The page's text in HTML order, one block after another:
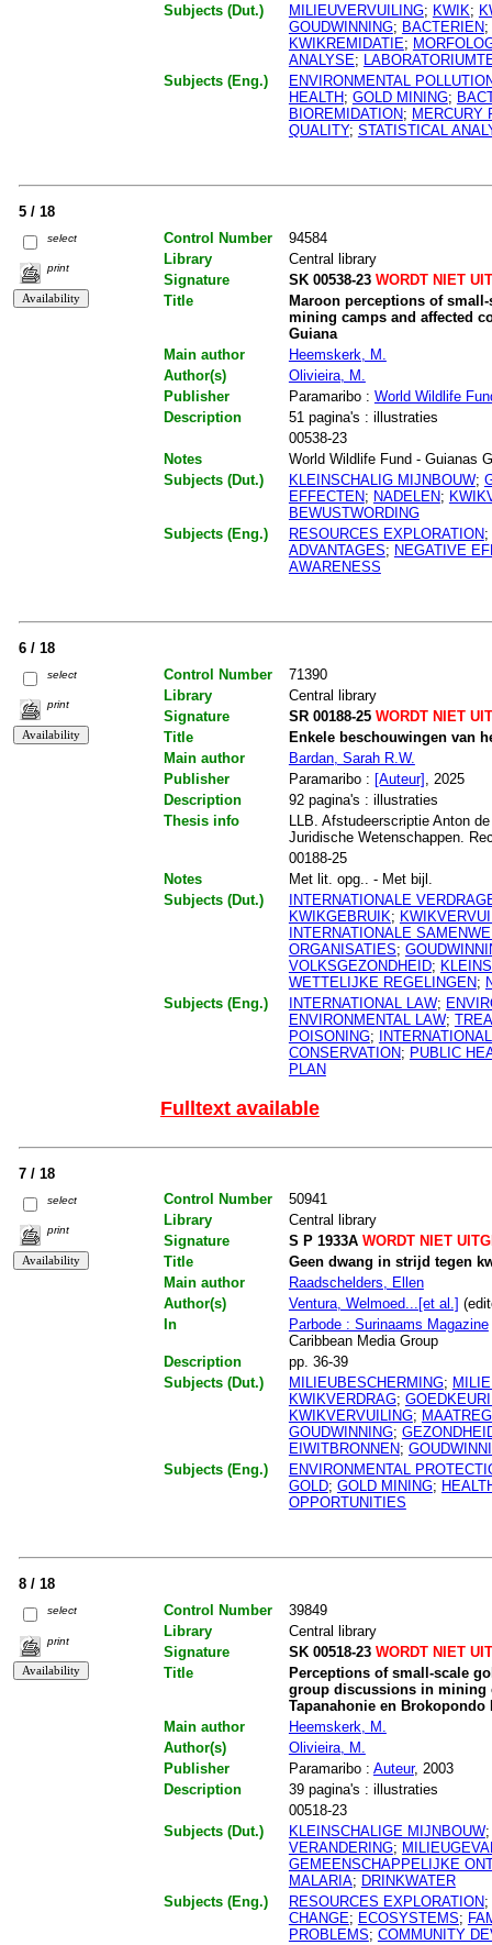
Subjects (Dut.)
MILIEUVERVUILING; KWIK;
GOUDWINNING; BACTERIEN;
KWIKREMIDATIE;
ANALYSE;
Subjects (Eng.)
ENVIRONMENTAL
HEALTH; GOLD MINING;
BIOREMIDATION; MERCURY
QUALITY; STATISTICAL
5 / 18
select
print
Control Number
94584
Library
Central library
Signature
SK 00538-23WORDT NIET
Title
Maroon perceptions of
mining camps and affected
Guiana
Main author
Heemskerk, M.
Author(s)
Olivieira, M.
Publisher
Paramaribo : World Wildlife
Description
51 pagina's : illustraties
00538-23
Notes
World Wildlife Fund - Guianas
Subjects (Dut.)
KLEINSCHALIG MIJNBOUW;
EFFECTEN; NADELEN;
BEWUSTWORDING
Subjects (Eng.)
RESOURCES EXPLORATION;
ADVANTAGES; NEGATIVE
AWARENESS
6 / 18
select
print
Control Number
71390
Library
Central library
Signature
SR 00188-25WORDT NIET
Title
Enkele beschouwingen van
Main author
Bardan, Sarah R.W.
Publisher
Paramaribo : [Auteur] , 2025
Description
92 pagina's : illustraties
Thesis info
LLB. Afstudeerscriptie Anton
Juridische Wetenschappen.
00188-25
Notes
Met lit. opg.. - Met bijl.
Subjects (Dut.)
INTERNATIONALE
KWIKGEBRUIK;
INTERNATIONALE
ORGANISATIES;
VOLKSGEZONDHEID;
WETTELIJKE REGELINGEN;
Subjects (Eng.)
INTERNATIONAL LAW;
ENVIRONMENTAL LAW;
POISONING;
CONSERVATION; PUBLIC
PLAN
Fulltext available
7 / 18
select
print
Control Number
50941
Library
Central library
Signature
S P 1933AWORDT NIET
Title
Geen dwang in strijd tegen
Main author
Raadschelders, Ellen
Author(s)
Ventura, Welmoed...[et al.]
In
Parbode : Surinaams Magazine
Caribbean Media Group
Description
pp. 36-39
Subjects (Dut.)
MILIEUBESCHERMING;
KWIKVERDRAG;
KWIKVERVUILING;
GOUDWINNING;
EIWITBRONNEN;
Subjects (Eng.)
ENVIRONMENTAL
GOLD; GOLD MINING;
OPPORTUNITIES
8 / 18
select
print
Control Number
39849
Library
Central library
Signature
SK 00518-23WORDT NIET
Title
Perceptions of small-scale
group discussions in mining
Tapanahonie en Brokopondo
Main author
Heemskerk, M.
Author(s)
Olivieira, M.
Publisher
Paramaribo : Auteur, 2003
Description
39 pagina's : illustraties
00518-23
Subjects (Dut.)
KLEINSCHALIGE MIJNBOUW
VERANDERING;
GEMEENSCHAPPELIJKE
MALARIA; DRINKWATER
Subjects (Eng.)
RESOURCES EXPLORATION;
CHANGE; ECOSYSTEMS;
PROBLEMS; COMMUNITY